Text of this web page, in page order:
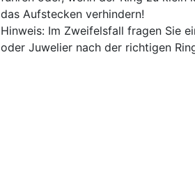
das Aufstecken verhindern!
Hinweis: Im Zweifelsfall fragen Sie
oder Juwelier nach der richtigen